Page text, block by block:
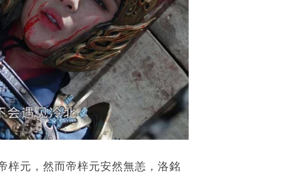
梓元，然而帝梓元安然無恙，洛銘